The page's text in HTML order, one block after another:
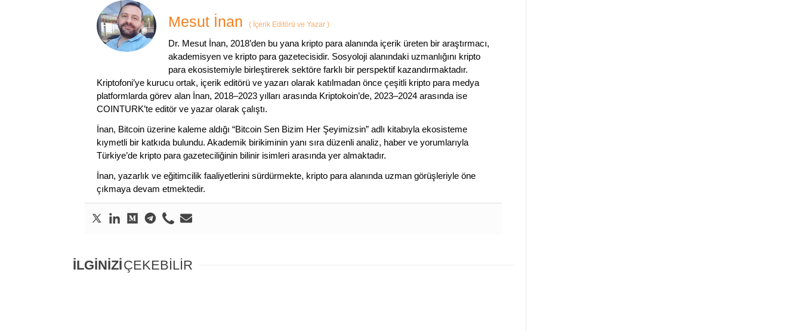
Mesut İnan ( İçerik Editörü ve Yazar )
Dr. Mesut İnan, 2018’den bu yana kripto para alanında içerik üreten bir araştırmacı,
akademisyen ve kripto para gazetecisidir. Sosyoloji alanındaki uzmanlığını kripto
para ekosistemiyle birleştirerek sektöre farklı bir perspektif kazandırmaktadır.
Kriptofoni’ye kurucu ortak, içerik editörü ve yazarı olarak katılmadan önce çeşitli kripto para medya
platformlarda görev alan İnan, 2018–2023 yılları arasında Kriptokoin’de, 2023–2024 arasında ise
COINTURK’te editör ve yazar olarak çalıştı.
İnan, Bitcoin üzerine kaleme aldığı “Bitcoin Sen Bizim Her Şeyimizsin” adlı kitabıyla ekosisteme
kıymetli bir katkıda bulundu. Akademik birikiminin yanı sıra düzenli analiz, haber ve yorumlarıyla
Türkiye’de kripto para gazeteciliğinin bilinir isimleri arasında yer almaktadır.
İnan, yazarlık ve eğitimcilik faaliyetlerini sürdürmekte, kripto para alanında uzman görüşleriyle öne
çıkmaya devam etmektedir.
İLGİNİZİÇEKEBİLİR